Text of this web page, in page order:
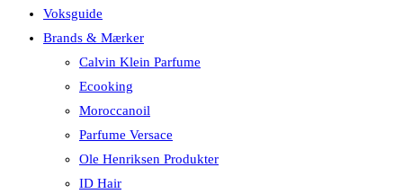
Voksguide
Brands & Mærker
Calvin Klein Parfume
Ecooking
Moroccanoil
Parfume Versace
Ole Henriksen Produkter
ID Hair